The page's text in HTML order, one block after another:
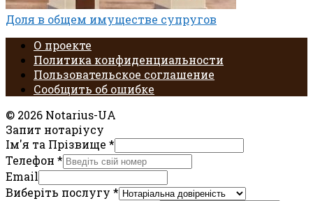
Доля в общем имуществе супругов
О проекте
Политика конфиденциальности
Пользовательское соглашение
Сообщить об ошибке
© 2026 Notarius-UA
Запит нотаріусу
Ім'я та Прізвище *
Телефон *
Email
Виберіть послугу *